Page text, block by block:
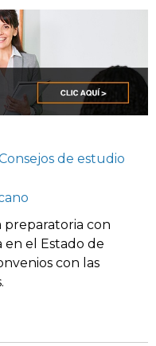
de estudio
preparatoria con
en el Estado de
con las